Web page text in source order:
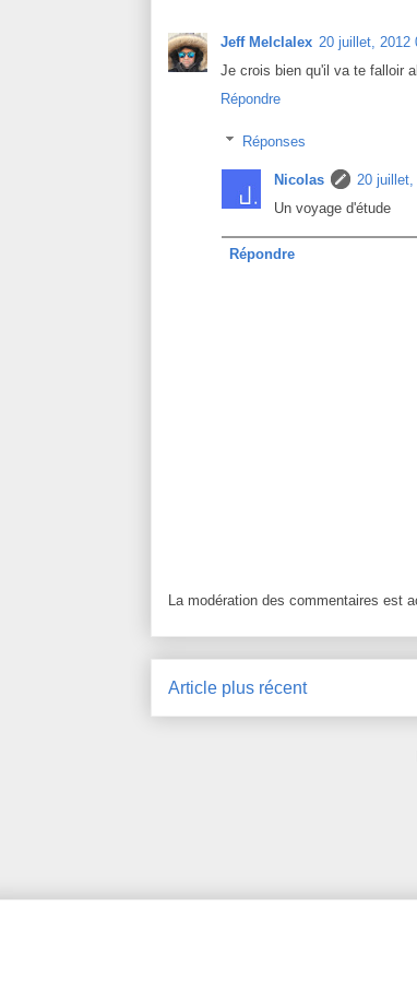
Jeff Melclalex 20 juillet, 2012
Je crois bien qu'il va te falloir
Répondre
Réponses
Nicolas
20
Un voyage d'étude
Répondre
La modération des commentaires est
Article plus récent